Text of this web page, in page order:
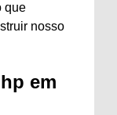
que
nosso
em